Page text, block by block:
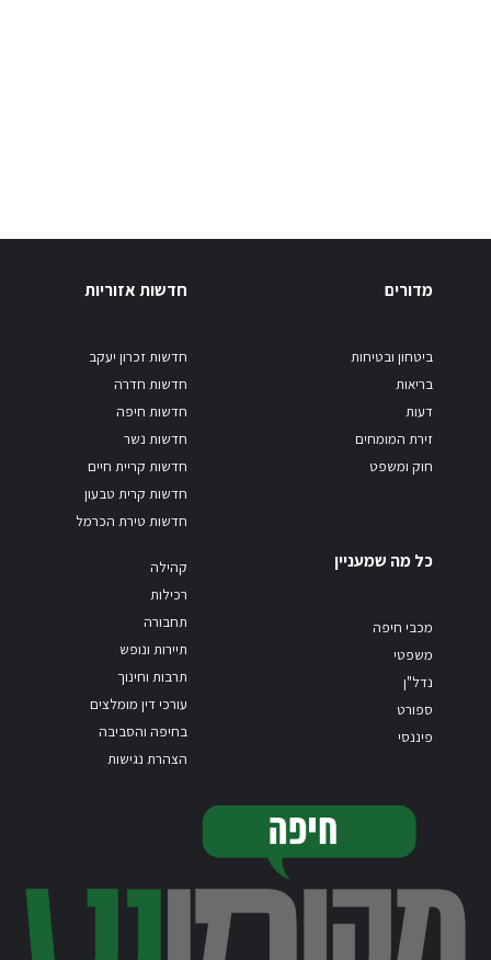
מדורים
ביטחון ובטיחות
בריאות
דעות
זירת המומחים
חוק ומשפט
חדשות אזוריות
חדשות זכרון יעקב
חדשות חדרה
חדשות חיפה
חדשות נשר
חדשות קריית חיים
חדשות קרית טבעון
חדשות טירת הכרמל
כל מה שמעניין
מכבי חיפה
משפטי
נדל"ן
ספורט
פיננסי
קהילה
רכילות
תחבורה
תיירות ונופש
תרבות וחינוך
עורכי דין מומלצים
בחיפה והסביבה
הצהרת נגישות